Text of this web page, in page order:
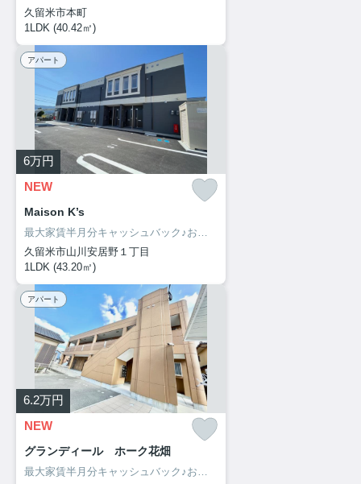
久留米市本町
1LDK (40.42㎡)
アパート
6万円
NEW
Maison K’s
最大家賃半月分キャッシュバック♪お部屋探しは、お部屋リード！
久留米市山川安居野１丁目
1LDK (43.20㎡)
アパート
6.2万円
NEW
グランディール ホーク花畑
最大家賃半月分キャッシュバック♪お部屋探しは、お部屋リード！